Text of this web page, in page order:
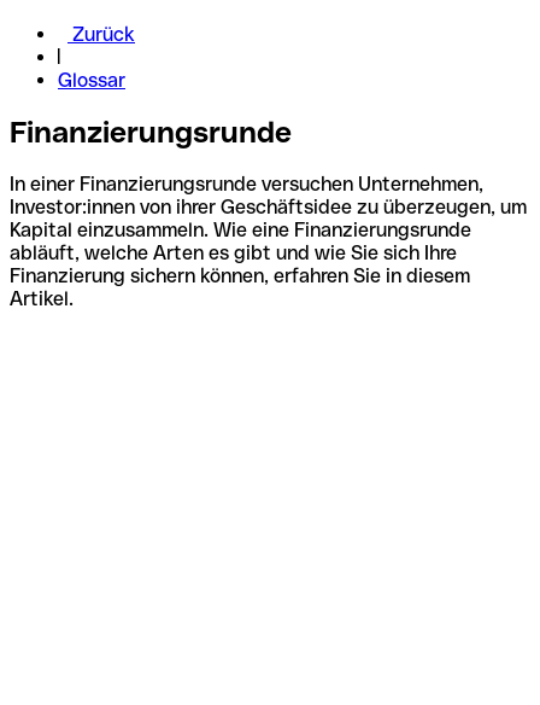
Zurück
Glossar
Finanzierungsrunde
In einer Finanzierungsrunde versuchen Unternehmen,
Investor:innen von ihrer Geschäftsidee zu überzeugen, um
Kapital einzusammeln. Wie eine Finanzierungsrunde
abläuft, welche Arten es gibt und wie Sie sich Ihre
Finanzierung sichern können, erfahren Sie in diesem
Artikel.